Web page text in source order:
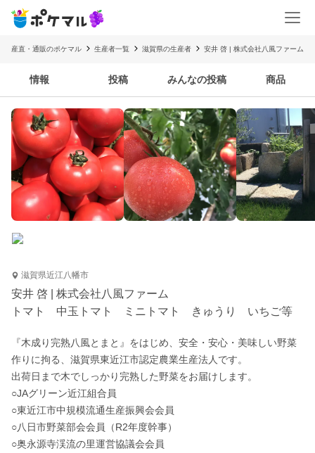
産直・通販のポケマル 生産者一覧 滋賀県の生産者 安井 啓 | 株式会社八風ファーム
情報 投稿 みんなの投稿 商品
滋賀県近江八幡市
安井 啓 | 株式会社八風ファーム
トマト 中玉トマト ミニトマト きゅうり いちご等
『木成り完熟八風とまと』をはじめ、安全・安心・美味しい野菜
作りに拘る、滋賀県東近江市認定農業生産法人です。
出荷日まで木でしっかり完熟した野菜をお届けします。
○JAグリーン近江組合員
○東近江市中規模流通生産振興会会員
○八日市野菜部会会員（R2年度幹事）
○奥永源寺渓流の里運営協議会会員